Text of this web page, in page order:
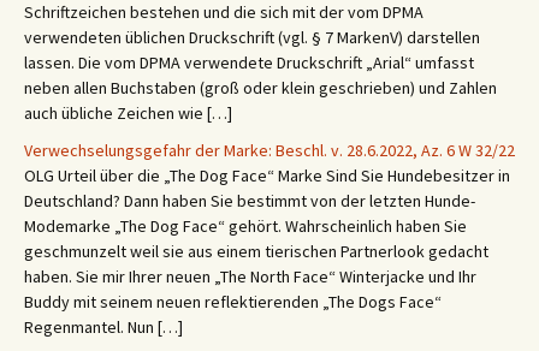
Schriftzeichen bestehen und die sich mit der vom DPMA
verwendeten üblichen Druckschrift (vgl. § 7 MarkenV) darstellen
lassen. Die vom DPMA verwendete Druckschrift „Arial“ umfasst
neben allen Buchstaben (groß oder klein geschrieben) und Zahlen
auch übliche Zeichen wie […]
Verwechselungsgefahr der Marke: Beschl. v. 28.6.2022, Az. 6 W 32/22
OLG Urteil über die „The Dog Face“ Marke Sind Sie Hundebesitzer in
Deutschland? Dann haben Sie bestimmt von der letzten Hunde-
Modemarke „The Dog Face“ gehört. Wahrscheinlich haben Sie
geschmunzelt weil sie aus einem tierischen Partnerlook gedacht
haben. Sie mir Ihrer neuen „The North Face“ Winterjacke und Ihr
Buddy mit seinem neuen reflektierenden „The Dogs Face“
Regenmantel. Nun […]